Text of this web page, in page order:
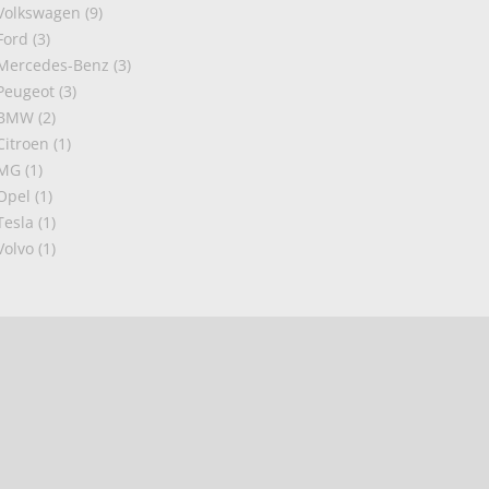
(9)
(3)
Benz (3)
(3)
(2)
(1)
(1)
(1)
(1)
(1)